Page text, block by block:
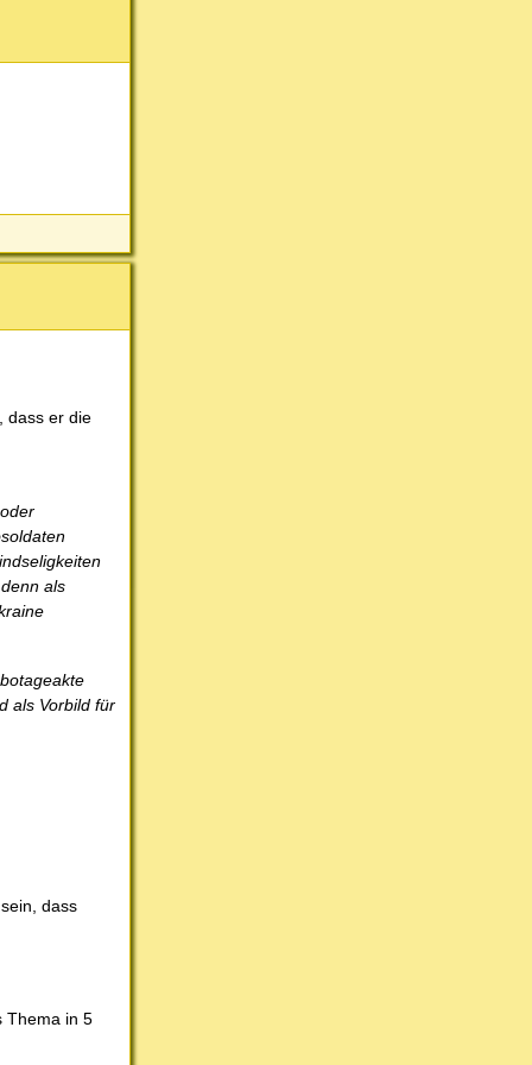
dass er die
als
als Vorbild für
dass
Thema in 5